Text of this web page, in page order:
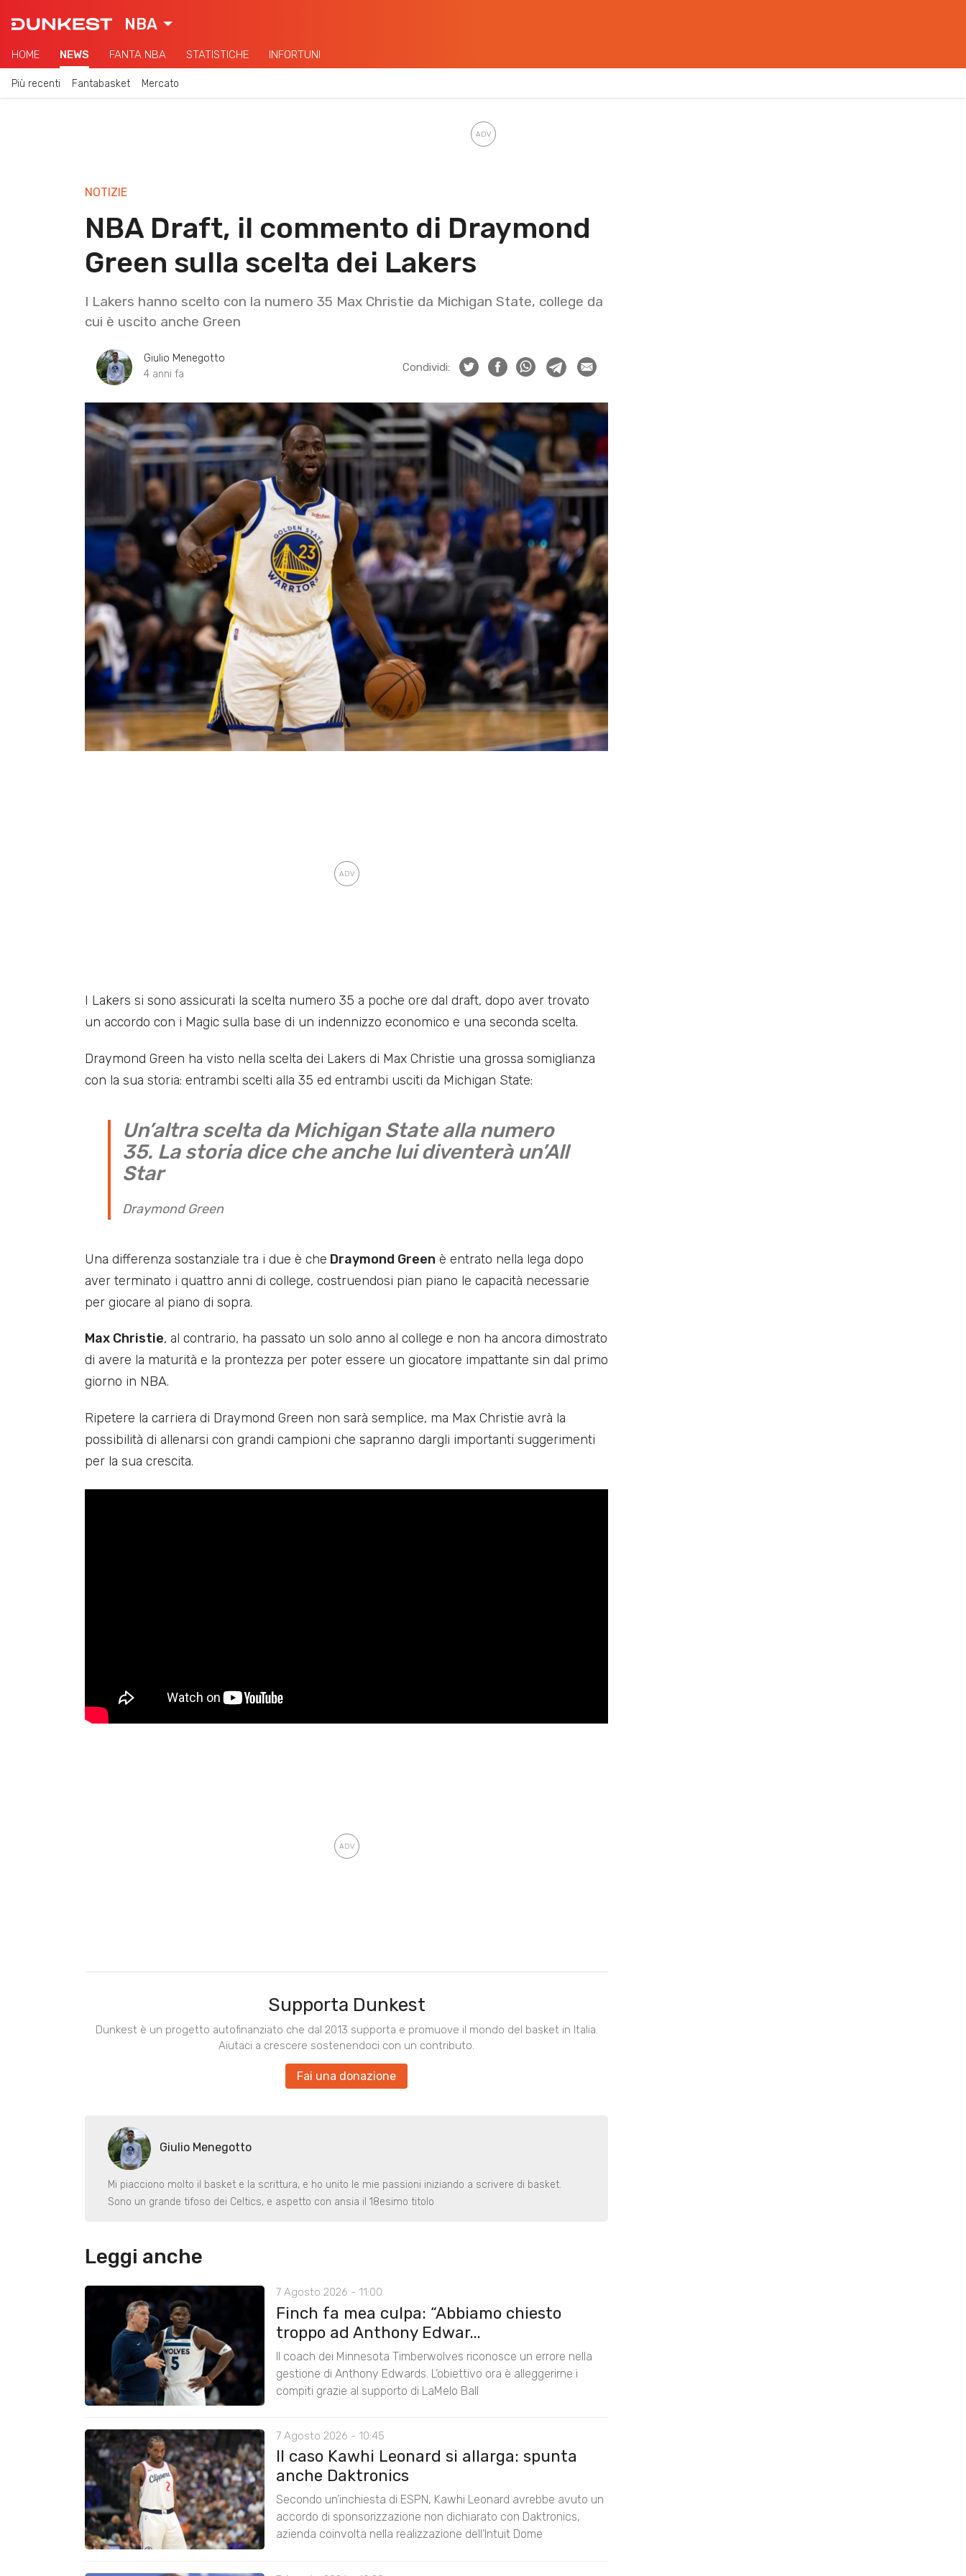
NBA
HOME NEWS FANTA NBA STATISTICHE INFORTUNI
Più recenti Fantabasket Mercato
NOTIZIE
NBA Draft, il commento di Draymond
Green sulla scelta dei Lakers
I Lakers hanno scelto con la numero 35 Max Christie da Michigan State, college da
cui è uscito anche Green
Giulio Menegotto
4 anni fa
Condividi:
I Lakers si sono assicurati la scelta numero 35 a poche ore dal draft, dopo aver trovato
un accordo con i Magic sulla base di un indennizzo economico e una seconda scelta.
Draymond Green ha visto nella scelta dei Lakers di Max Christie una grossa somiglianza
con la sua storia: entrambi scelti alla 35 ed entrambi usciti da Michigan State:
Un’altra scelta da Michigan State alla numero
35. La storia dice che anche lui diventerà un’All
Star
Draymond Green
Una differenza sostanziale tra i due è che Draymond Green è entrato nella lega dopo
aver terminato i quattro anni di college, costruendosi pian piano le capacità necessarie
per giocare al piano di sopra.
Max Christie, al contrario, ha passato un solo anno al college e non ha ancora dimostrato
di avere la maturità e la prontezza per poter essere un giocatore impattante sin dal primo
giorno in NBA.
Ripetere la carriera di Draymond Green non sarà semplice, ma Max Christie avrà la
possibilità di allenarsi con grandi campioni che sapranno dargli importanti suggerimenti
per la sua crescita.
Supporta Dunkest
Dunkest è un progetto autofinanziato che dal 2013 supporta e promuove il mondo del basket in Italia.
Aiutaci a crescere sostenendoci con un contributo.
Fai una donazione
Giulio Menegotto
Mi piacciono molto il basket e la scrittura, e ho unito le mie passioni iniziando a scrivere di basket.
Sono un grande tifoso dei Celtics, e aspetto con ansia il 18esimo titolo
Leggi anche
7 Agosto 2026 - 11:00
Finch fa mea culpa: “Abbiamo chiesto
troppo ad Anthony Edwar...
Il coach dei Minnesota Timberwolves riconosce un errore nella
gestione di Anthony Edwards. L’obiettivo ora è alleggerirne i
compiti grazie al supporto di LaMelo Ball
7 Agosto 2026 - 10:45
Il caso Kawhi Leonard si allarga: spunta
anche Daktronics
Secondo un’inchiesta di ESPN, Kawhi Leonard avrebbe avuto un
accordo di sponsorizzazione non dichiarato con Daktronics,
azienda coinvolta nella realizzazione dell’Intuit Dome